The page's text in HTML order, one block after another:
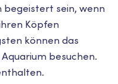
begeistert sein, wenn
Köpfen
können das
besuchen.